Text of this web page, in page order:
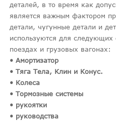
деталей, в то время как
является важным фактором
детали, чугунные детали и
используются для
поездах и грузовых вагонах:
• Амортизатор
• Тяга Тела, Клин и Конус.
• Колеса
• Тормозные системы
• рукоятки
• руководства